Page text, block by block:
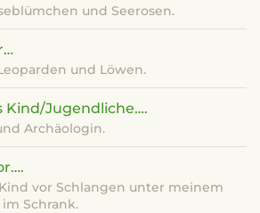
und Seerosen.
und Löwen.
Kind/Jugendliche….
Archäologin.
vor Schlangen unter meinem
Schrank.